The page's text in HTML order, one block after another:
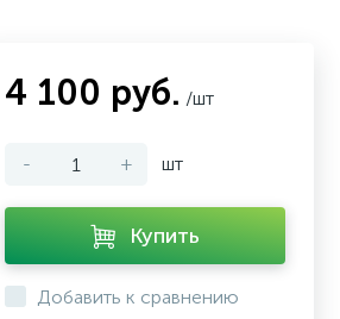
4 100 руб. /шт
- + шт
Купить
Добавить к сравнению